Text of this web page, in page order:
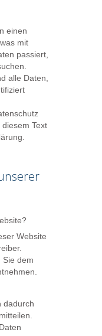
einen
mit
passiert,
alle Daten,
Text
Website
Sie dem
dadurch